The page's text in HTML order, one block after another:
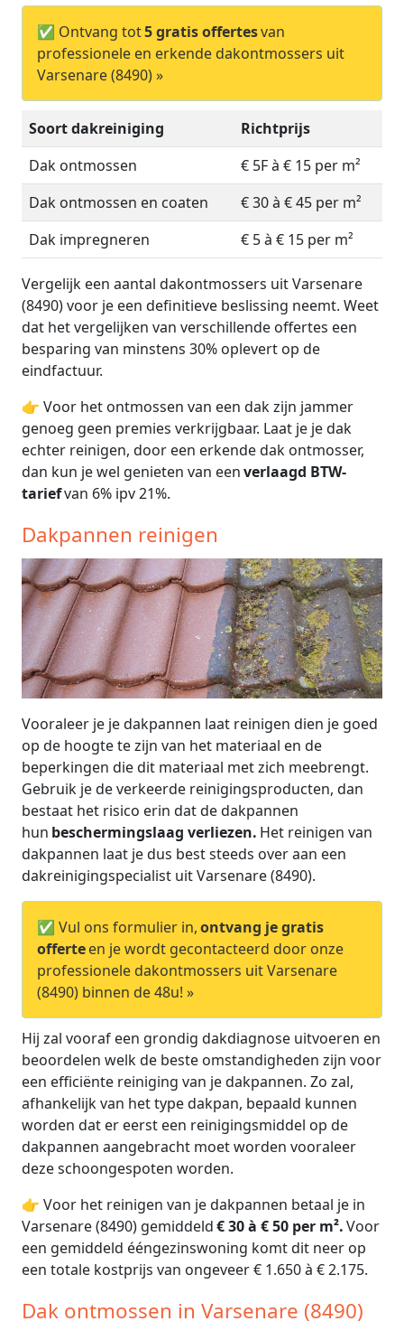
✅ Ontvang tot5 gratis offertesvan
professionele en erkende dakontmossers uit
Varsenare (8490) »
Soort dakreiniging
Richtprijs
Dak ontmossen
€ 5F à € 15 per m²
Dak ontmossen en coaten
€ 30 à € 45 per m²
Dak impregneren
€ 5 à € 15 per m²
Vergelijk een aantal dakontmossers uit Varsenare
(8490) voor je een definitieve beslissing neemt. Weet
dat het vergelijken van verschillende offertes een
besparing van minstens 30% oplevert op de
eindfactuur.
👉 Voor het ontmossen van een dak zijn jammer
genoeg geen premies verkrijgbaar. Laat je je dak
echter reinigen, door een erkende dak ontmosser,
dan kun je wel genieten van eenverlaagd BTW-
tariefvan 6% ipv 21%.
Dakpannen reinigen
Vooraleer je je dakpannen laat reinigen dien je goed
op de hoogte te zijn van het materiaal en de
beperkingen die dit materiaal met zich meebrengt.
Gebruik je de verkeerde reinigingsproducten, dan
bestaat het risico erin dat de dakpannen
hun beschermingslaag verliezen. Het reinigen van
dakpannen laat je dus best steeds over aan een
dakreinigingspecialist uit Varsenare (8490).
✅ Vul ons formulier in,ontvang je gratis
offerteen je wordt gecontacteerd door onze
professionele dakontmossers uit Varsenare
(8490) binnen de 48u! »
Hij zal vooraf een grondig dakdiagnose uitvoeren en
beoordelen welk de beste omstandigheden zijn voor
een efficiënte reiniging van je dakpannen. Zo zal,
afhankelijk van het type dakpan, bepaald kunnen
worden dat er eerst een reinigingsmiddel op de
dakpannen aangebracht moet worden vooraleer
deze schoongespoten worden.
👉 Voor het reinigen van je dakpannen betaal je in
Varsenare (8490) gemiddeld€ 30 à € 50 per m².Voor
een gemiddeld ééngezinswoning komt dit neer op
een totale kostprijs van ongeveer € 1.650 à € 2.175.
Dak ontmossen in Varsenare (8490)